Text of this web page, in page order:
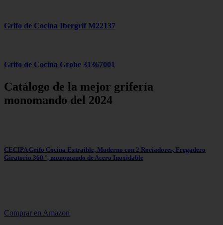
Grifo de Cocina Ibergrif M22137
Grifo de Cocina Grohe 31367001
Catálogo de la mejor grifería
monomando del 2024
CECIPA Grifo Cocina Extraible, Moderno con 2 Rociadores, Fregadero
Giratorio 360 °, monomando de Acero Inoxidable
Comprar en Amazon